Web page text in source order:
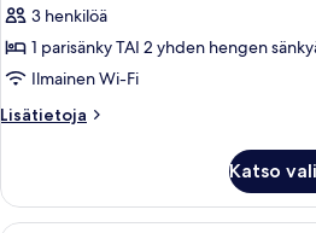
superior-
huone
kuvat
3 henkilöä
1 parisänky TAI 2 yhden hengen
Ilmainen Wi-Fi
Lisätietoja
Lisätietoja
superior-
huone
Katso